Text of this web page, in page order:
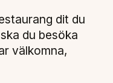
dit du
du besöka
välkomna,